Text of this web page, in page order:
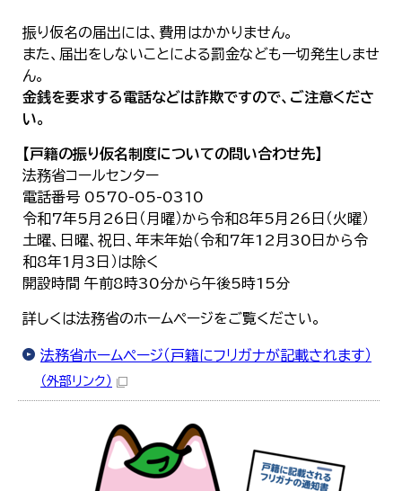
振り仮名の届出には、費用はかかりません。
また、届出をしないことによる罰金なども一切発生しませ
ん。
金銭を要求する電話などは詐欺ですので、ご注意くださ
い。
【戸籍の振り仮名制度についての問い合わせ先】
法務省コールセンター
電話番号 0570-05-0310
令和7年5月26日（月曜）から令和8年5月26日（火曜）
土曜、日曜、祝日、年末年始（令和7年12月30日から令
和8年1月3日）は除く
開設時間 午前8時30分から午後5時15分
詳しくは法務省のホームページをご覧ください。
法務省ホームページ（戸籍にフリガナが記載されます）
（外部リンク）